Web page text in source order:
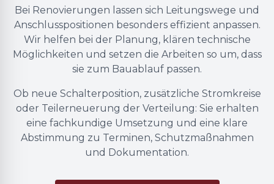
Bei Renovierungen lassen sich Leitungswege und
Anschlusspositionen besonders effizient anpassen.
Wir helfen bei der Planung, klären technische
Möglichkeiten und setzen die Arbeiten so um, dass
sie zum Bauablauf passen.
Ob neue Schalterposition, zusätzliche Stromkreise
oder Teilerneuerung der Verteilung: Sie erhalten
eine fachkundige Umsetzung und eine klare
Abstimmung zu Terminen, Schutzmaßnahmen
und Dokumentation.